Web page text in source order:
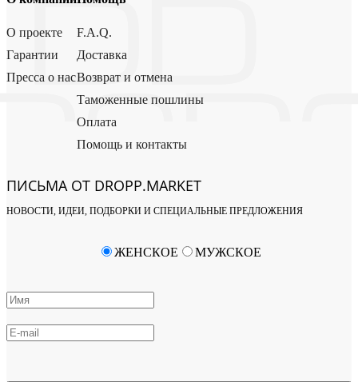
О проекте
Гарантии
Пресса о нас
F.A.Q.
Доставка
Возврат и отмена
Таможенные пошлины
Оплата
Помощь и контакты
ПИСЬМА ОТ DROPP.MARKET
НОВОСТИ, ИДЕИ, ПОДБОРКИ И СПЕЦИАЛЬНЫЕ ПРЕДЛОЖЕНИЯ
ЖЕНСКОЕ МУЖСКОЕ